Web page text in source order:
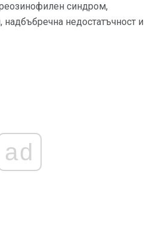
синдром,
недостатъчност и
ad